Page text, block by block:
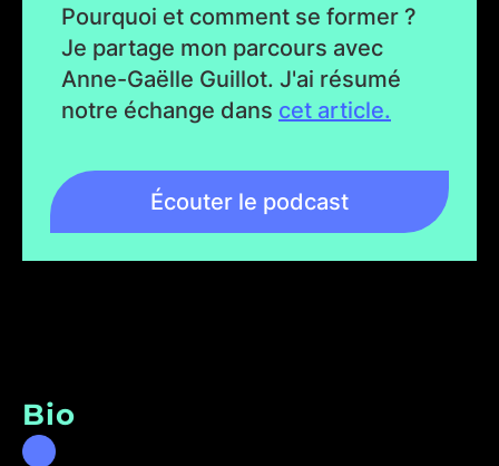
Pourquoi et comment se former ?
Je partage mon parcours avec
Anne-Gaëlle Guillot. J'ai résumé
notre échange dans cet article.
Écouter le podcast
Bio